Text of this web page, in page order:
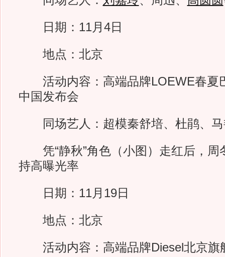
日期：11月4日
地点：北京
活动内容：高端品牌LOEWE春夏
中国发布会
同场艺人：超模秦舒培、杜鹃、马
凭“静秋”角色（小图）走红后，周
持高曝光率
日期：11月19日
地点：北京
活动内容：高端品牌Diesel北京旗